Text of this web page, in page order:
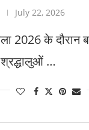
July 22, 2026
2026 के दौरान
…